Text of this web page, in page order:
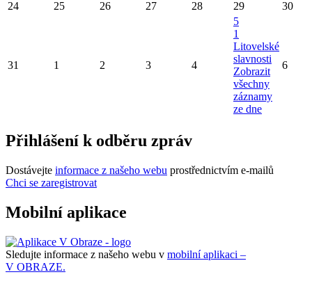
24 25 26 27 28 29 30
31 1 2 3 4
5
1
Litovelské
slavnosti
Zobrazit
všechny
záznamy
ze dne
6
Přihlášení k odběru zpráv
Dostávejte informace z našeho webu prostřednictvím e-mailů
Chci se zaregistrovat
Mobilní aplikace
Sledujte informace z našeho webu v mobilní aplikaci –
V OBRAZE.